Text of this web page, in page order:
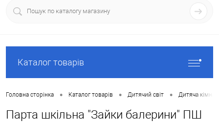
Каталог товарів
Головна сторінка • Каталог товарів • Дитячий світ • Дитяча
Парта шкільна "Зайки балерини" ПШ